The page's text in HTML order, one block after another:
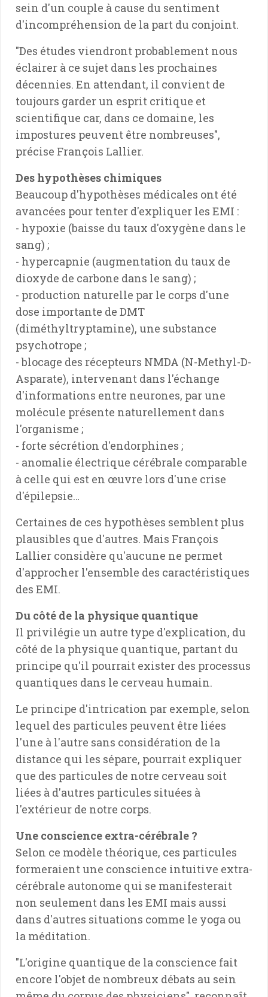
sein d'un couple à cause du sentiment
d'incompréhension de la part du conjoint.
"Des études viendront probablement nous
éclairer à ce sujet dans les prochaines
décennies. En attendant, il convient de
toujours garder un esprit critique et
scientifique car, dans ce domaine, les
impostures peuvent être nombreuses",
précise François Lallier.
Des hypothèses chimiques
Beaucoup d'hypothèses médicales ont été
avancées pour tenter d'expliquer les EMI :
- hypoxie (baisse du taux d'oxygène dans le
sang) ;
- hypercapnie (augmentation du taux de
dioxyde de carbone dans le sang) ;
- production naturelle par le corps d'une
dose importante de DMT
(diméthyltryptamine), une substance
psychotrope ;
- blocage des récepteurs NMDA (N-Methyl-D-
Asparate), intervenant dans l'échange
d'informations entre neurones, par une
molécule présente naturellement dans
l'organisme ;
- forte sécrétion d'endorphines ;
- anomalie électrique cérébrale comparable
à celle qui est en œuvre lors d'une crise
d'épilepsie…
Certaines de ces hypothèses semblent plus
plausibles que d'autres. Mais François
Lallier considère qu'aucune ne permet
d'approcher l'ensemble des caractéristiques
des EMI.
Du côté de la physique quantique
Il privilégie un autre type d'explication, du
côté de la physique quantique, partant du
principe qu'il pourrait exister des processus
quantiques dans le cerveau humain.
Le principe d'intrication par exemple, selon
lequel des particules peuvent être liées
l'une à l'autre sans considération de la
distance qui les sépare, pourrait expliquer
que des particules de notre cerveau soit
liées à d'autres particules situées à
l'extérieur de notre corps.
Une conscience extra-cérébrale ?
Selon ce modèle théorique, ces particules
formeraient une conscience intuitive extra-
cérébrale autonome qui se manifesterait
non seulement dans les EMI mais aussi
dans d'autres situations comme le yoga ou
la méditation.
"L'origine quantique de la conscience fait
encore l'objet de nombreux débats au sein